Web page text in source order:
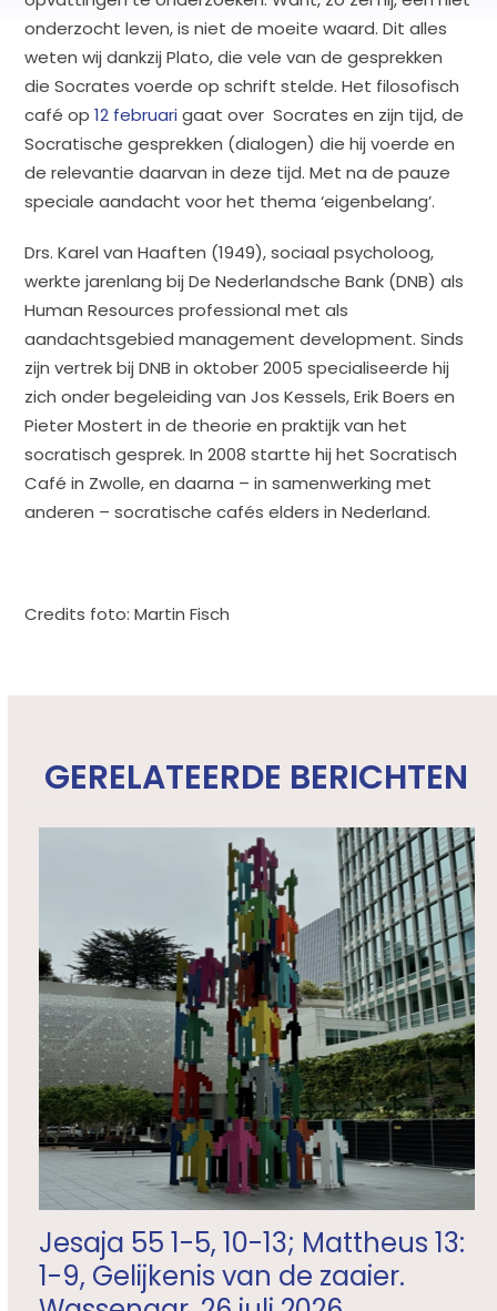
onderzocht leven, is niet de moeite waard. Dit alles
weten wij dankzij Plato, die vele van de gesprekken
die Socrates voerde op schrift stelde. Het filosofisch
café op12 februari gaat over Socrates en zijn tijd, de
Socratische gesprekken (dialogen) die hij voerde en
de relevantie daarvan in deze tijd. Met na de pauze
speciale aandacht voor het thema ‘eigenbelang’.
Drs. Karel van Haaften (1949), sociaal psycholoog,
werkte jarenlang bij De Nederlandsche Bank (DNB) als
Human Resources professional met als
aandachtsgebied management development. Sinds
zijn vertrek bij DNB in oktober 2005 specialiseerde hij
zich onder begeleiding van Jos Kessels, Erik Boers en
Pieter Mostert in de theorie en praktijk van het
socratisch gesprek. In 2008 startte hij het Socratisch
Café in Zwolle, en daarna – in samenwerking met
anderen – socratische cafés elders in Nederland.
Credits foto: Martin Fisch
GERELATEERDE BERICHTEN
Jesaja 55 1-5, 10-13; Mattheus 13:
1-9, Gelijkenis van de zaaier.